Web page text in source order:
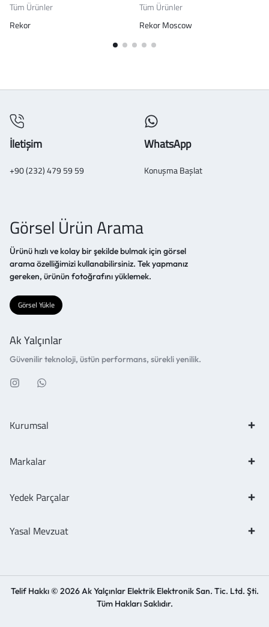
Tüm Ürünler
Rekor
Tüm Ürünler
Rekor Moscow
İletişim
+90 (232) 479 59 59
WhatsApp
Konuşma Başlat
Görsel Ürün Arama
Ürünü hızlı ve kolay bir şekilde bulmak için görsel
arama özelliğimizi kullanabilirsiniz. Tek yapmanız
gereken, ürünün fotoğrafını yüklemek.
Görsel Yükle
Ak Yalçınlar
Güvenilir teknoloji, üstün performans, sürekli yenilik.
Kurumsal
Markalar
Yedek Parçalar
Yasal Mevzuat
Telif Hakkı © 2026 Ak Yalçınlar Elektrik Elektronik San. Tic. Ltd. Şti.
Tüm Hakları Saklıdır.